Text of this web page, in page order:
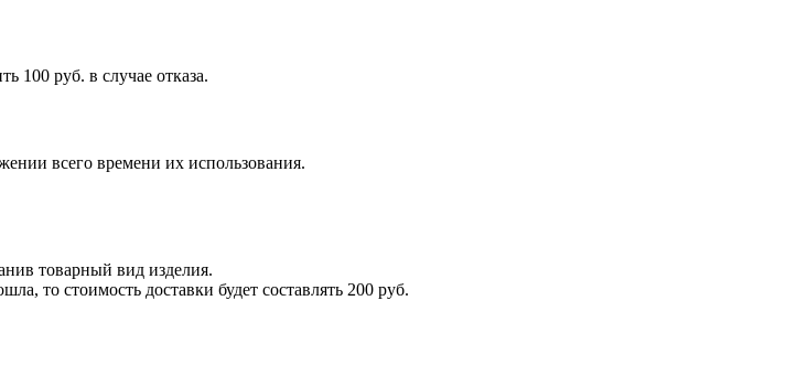
100 руб. в случае отказа.
всего времени их использования.
товарный вид изделия.
то стоимость доставки будет составлять 200 руб.